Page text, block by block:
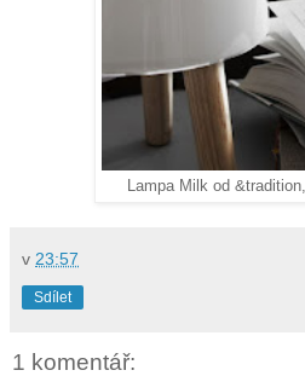
Lampa Milk od
v 23:57
Sdílet
1 komentář: